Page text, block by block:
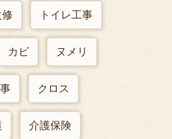
トイレ工事
カビ ヌメリ
クロス
介護保険